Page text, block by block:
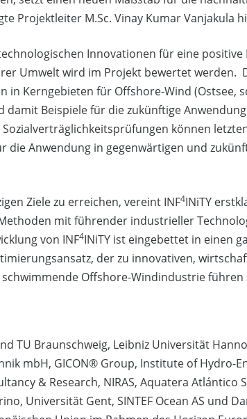
Projektleiter M.Sc. Vinay Kumar Vanjakula
Innovationen für eine
Umwelt wird im Projekt bewertet werden.
in Kerngebieten für Offshore-Wind (Ostsee,
Beispiele für die zukünftige
können
die Anwendung in gegenwärtigen und
Ziele zu erreichen, vereint INF4INiTY
mit führender industrieller
von INF4INiTY ist eingebettet in einen
der zu innovativen,
Offshore-Windindustrie führen
TU Braunschweig, Leibniz Universität
mbH, GICON® Group, Institute of Hydro-
& Research, NIRAS, Aquatera
Universität Gent, SINTEF Ocean AS und